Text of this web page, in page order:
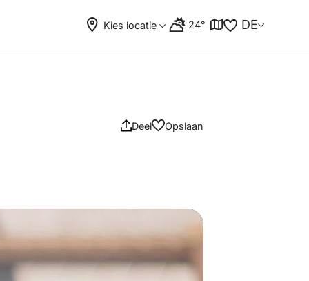
Kies locatie 24° DE
Deel Opslaan